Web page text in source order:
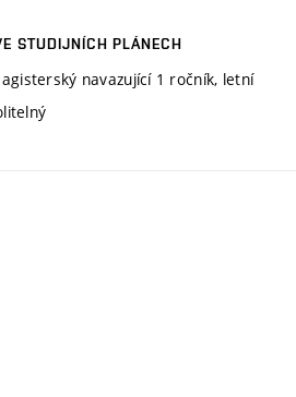
STUDIJNÍCH PLÁNECH
navazující 1 ročník, letní